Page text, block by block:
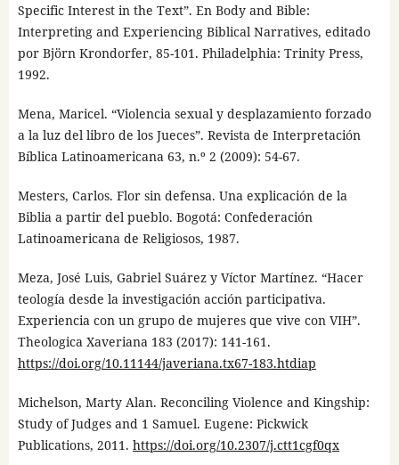
Specific Interest in the Text”. En Body and Bible:
Interpreting and Experiencing Biblical Narratives, editado
por Björn Krondorfer, 85-101. Philadelphia: Trinity Press,
1992.
Mena, Maricel. “Violencia sexual y desplazamiento forzado
a la luz del libro de los Jueces”. Revista de Interpretación
Bíblica Latinoamericana 63, n.º 2 (2009): 54-67.
Mesters, Carlos. Flor sin defensa. Una explicación de la
Biblia a partir del pueblo. Bogotá: Confederación
Latinoamericana de Religiosos, 1987.
Meza, José Luis, Gabriel Suárez y Víctor Martínez. “Hacer
teología desde la investigación acción participativa.
Experiencia con un grupo de mujeres que vive con VIH”.
Theologica Xaveriana 183 (2017): 141-161.
https://doi.org/10.11144/javeriana.tx67-183.htdiap
Michelson, Marty Alan. Reconciling Violence and Kingship:
Study of Judges and 1 Samuel. Eugene: Pickwick
Publications, 2011. https://doi.org/10.2307/j.ctt1cgf0qx